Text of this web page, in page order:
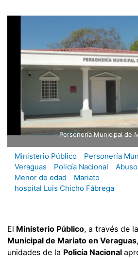
Personería Municipal de
Ministerio Público
Personería
Veraguas
Policía Nacional
Menor de edad
Mariato
hospital Luis Chicho Fábrega
El Ministerio Público, a través de la
Municipal de Mariato en Veraguas
unidades de la Policía Nacional